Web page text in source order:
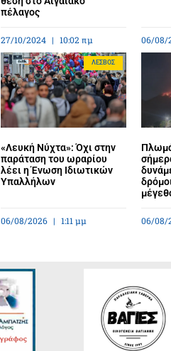
πέλαγος
27/10/2024 10:02 πμ 06/08/
ΛΈΣΒΟΣ
«Λευκή Νύχτα»: Όχι στην
παράταση του ωραρίου
λέει η Ένωση Ιδιωτικών
Υπαλλήλων
06/08/2026 1:11 μμ 06/08/